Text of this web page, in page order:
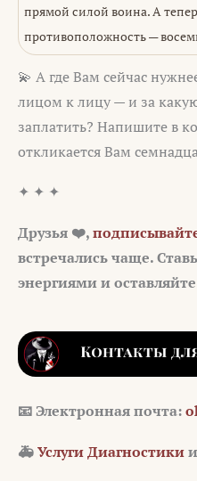
прямой силой воина. А
противоположность —
💫 А где Вам сейчас
лицом к лицу — и за
заплатить? Напишите в
откликается Вам
✦ ✦ ✦
Друзья ❤️,
встречались чаще.
энергиями и
📧Электронная почта:
🚑Услуги Диагностикии